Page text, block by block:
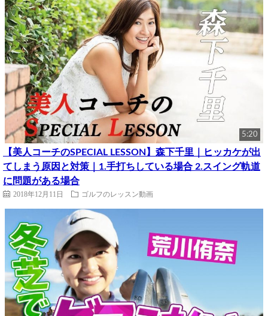
5:20
【美人コーチのSPECIAL LESSON】森下千里｜ヒッカケが出
てしまう原因と対策｜1.手打ちしている場合 2.スイング軌道
に問題がある場合
2018年12月11日 ゴルフのレッスン動画